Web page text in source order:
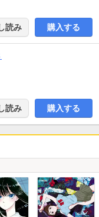
読み 購入する
読み 購入する